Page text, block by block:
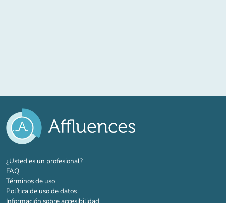
¿Usted es un profesional?(nueva pestaña)
FAQ
Términos de uso
Política de uso de datos